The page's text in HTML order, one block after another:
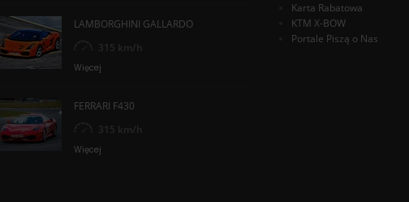
LAMBORGHINI GALLARDO
315 km/h
Więcej
FERRARI F430
315 km/h
Więcej
Karta Rabatowa
KTM X-BOW
Portale Piszą o Nas